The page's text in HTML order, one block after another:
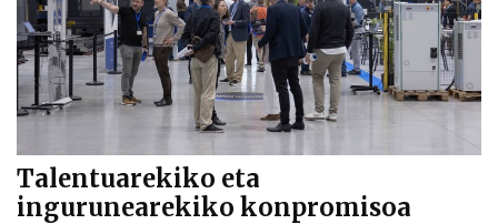
Talentuarekiko eta
ingurunearekiko konpromisoa